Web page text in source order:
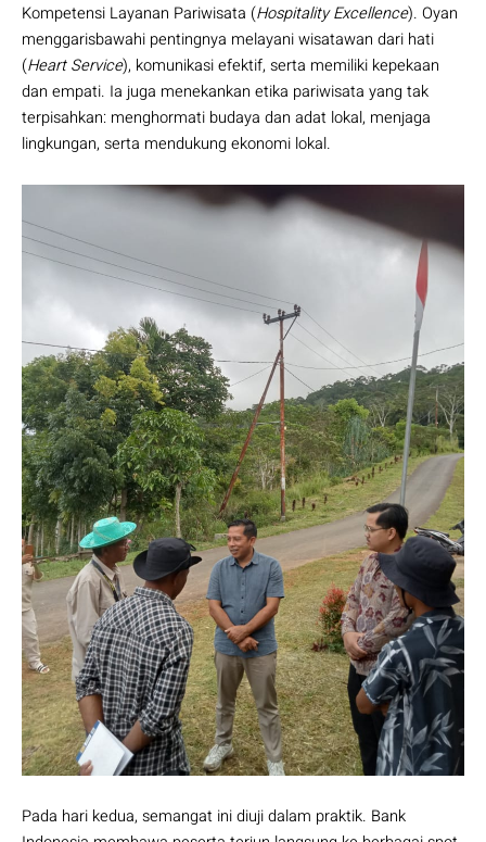
Kompetensi Layanan Pariwisata (Hospitality Excellence). Oyan
menggarisbawahi pentingnya melayani wisatawan dari hati
(Heart Service), komunikasi efektif, serta memiliki kepekaan
dan empati. Ia juga menekankan etika pariwisata yang tak
terpisahkan: menghormati budaya dan adat lokal, menjaga
lingkungan, serta mendukung ekonomi lokal.
Pada hari kedua, semangat ini diuji dalam praktik. Bank